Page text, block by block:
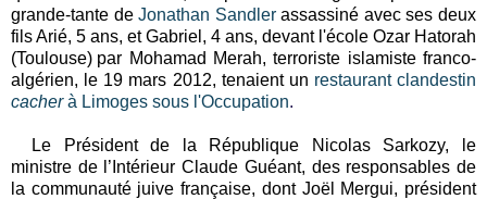
grande-tante de Jonathan Sandler assassiné avec ses deux
fils Arié, 5 ans, et Gabriel, 4 ans, devant l'école Ozar Hatorah
(Toulouse) par Mohamad Merah, terroriste islamiste franco-
algérien, le 19 mars 2012, tenaient un restaurant clandestin
cacherà Limoges sous l'Occupation.
Le Président de la République Nicolas Sarkozy, le
ministre de l’Intérieur Claude Guéant, des responsables de
la communauté juive française, dont Joël Mergui, président